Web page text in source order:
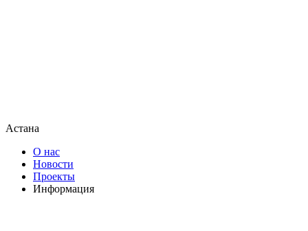
Астана
О нас
Новости
Проекты
Информация